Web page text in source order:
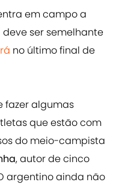
em campo a
deve ser semelhante
no último final de
fazer algumas
que estão com
do meio-campista
, autor de cinco
argentino ainda não